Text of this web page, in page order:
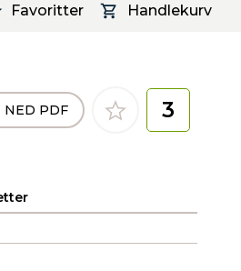
Favoritter Handlekurv
NED PDF 3